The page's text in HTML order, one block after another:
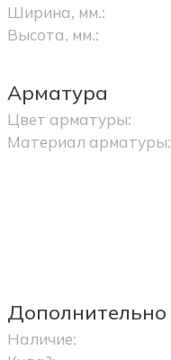
Ширина, мм.:
Высота, мм.:
Арматура
Цвет арматуры:
Материал арматуры:
Дополнительно
Наличие: